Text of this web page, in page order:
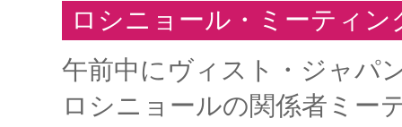
ロシニョール・ミーティ
午前中にヴィスト・ジャパ
ロシニョールの関係者ミー